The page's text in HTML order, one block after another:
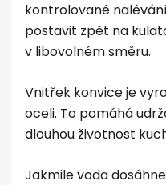
kontrolované
postavit zpět na
v libovolném směru.
Vnitřek konvice je
oceli. To pomáhá
dlouhou životnost
Jakmile voda